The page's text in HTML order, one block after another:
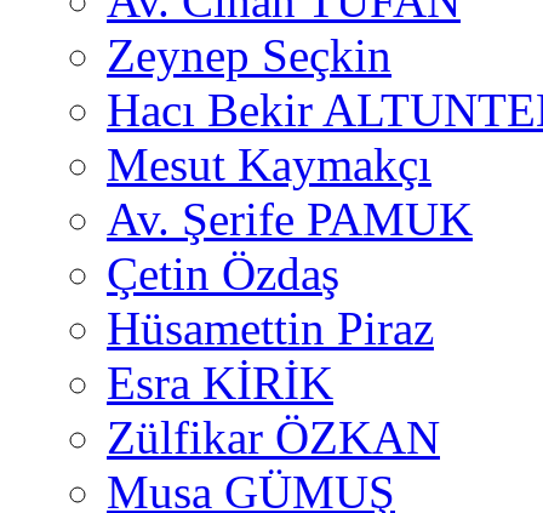
Zeynep Seçkin
Hacı Bekir
Mesut Kaymakçı
Av. Şerife PAMUK
Çetin Özdaş
Hüsamettin Piraz
Esra KİRİK
Zülfikar ÖZKAN
Musa GÜMUŞ